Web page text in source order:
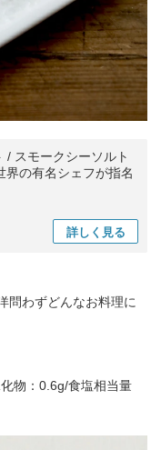
/ スモークシーソルト
界の有名シェフが指名
詳しく 見る
問わずどんなお料理に
物：0.6g/食塩相当量